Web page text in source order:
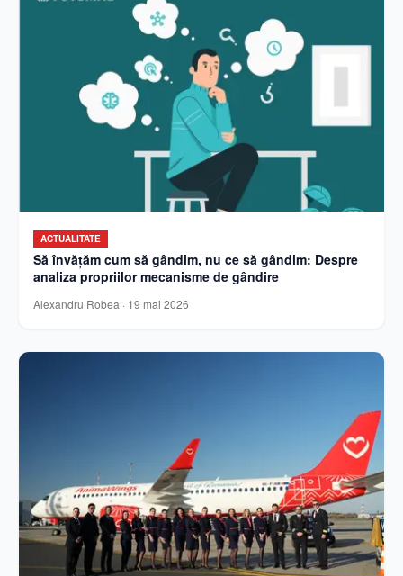
ACTUALITATE
Să învățăm cum să gândim, nu ce să gândim: Despre
analiza propriilor mecanisme de gândire
Alexandru Robea · 19 mai 2026